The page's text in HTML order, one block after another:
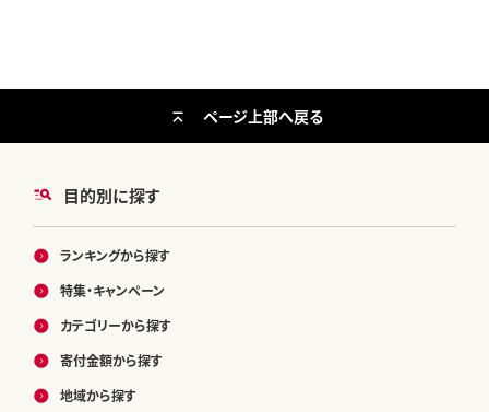
目的別に探す
ランキングから探す
特集・キャンペーン
カテゴリーから探す
寄付金額から探す
地域から探す
ページ上部へ戻る